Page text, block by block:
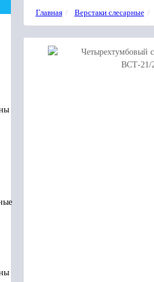
Главная Верстаки слесарные